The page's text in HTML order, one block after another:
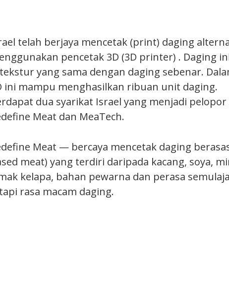
telah berjaya mencetak (print) daging
pencetak 3D (3D printer) . Daging
yang sama dengan daging sebenar.
ini mampu menghasilkan ribuan unit daging.
dua syarikat Israel yang menjadi
Meat dan MeaTech.
Meat — bercaya mencetak daging
meat) yang terdiri daripada kacang, soya,
kelapa, bahan pewarna dan perasa
rasa macam daging.